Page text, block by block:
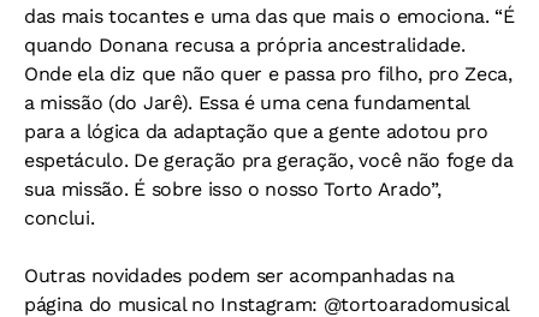
das mais tocantes e uma das que mais o emociona. “É
quando Donana recusa a própria ancestralidade.
Onde ela diz que não quer e passa pro filho, pro Zeca,
a missão (do Jarê). Essa é uma cena fundamental
para a lógica da adaptação que a gente adotou pro
espetáculo. De geração pra geração, você não foge da
sua missão. É sobre isso o nosso Torto Arado”,
conclui.
Outras novidades podem ser acompanhadas na
página do musical no Instagram: @tortoaradomusical